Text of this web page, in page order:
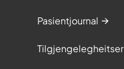
Pasientjournal